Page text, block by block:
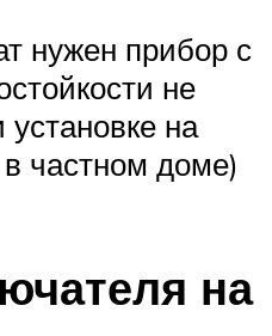
нужен прибор с
не
на
частном доме)
на